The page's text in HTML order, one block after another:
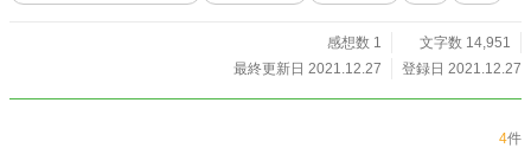
感想数 1
文字数 14,951
最終更新日 2021.12.27
登録日 2021.12.27
4件